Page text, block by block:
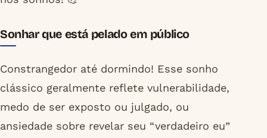
Sonhar que está pelado em público
Constrangedor até dormindo! Esse sonho
clássico geralmente reflete vulnerabilidade,
medo de ser exposto ou julgado, ou
ansiedade sobre revelar seu “verdadeiro eu”